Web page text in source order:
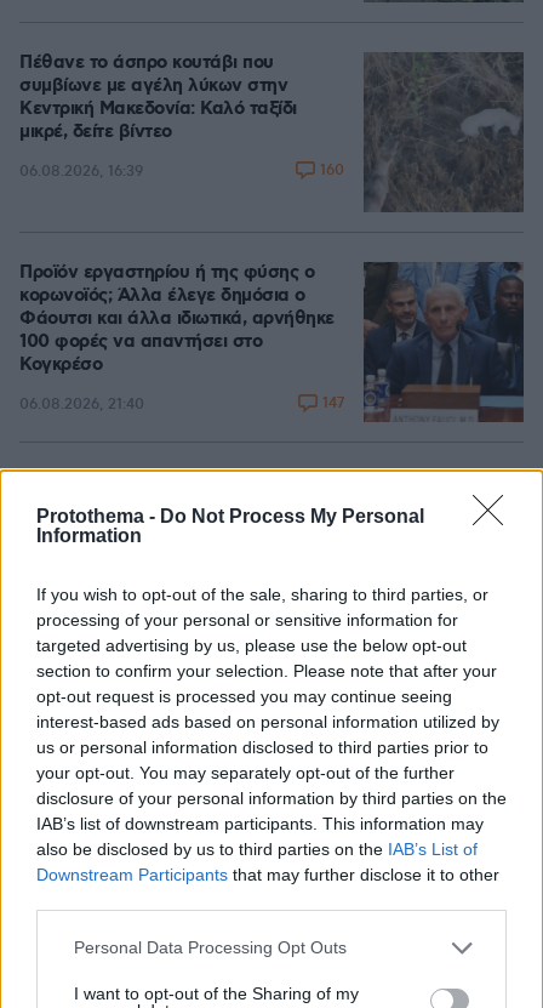
Protothema - Do Not Process My Personal
Information
If you wish to opt-out of the sale, sharing to third parties, or
processing of your personal or sensitive information for
targeted advertising by us, please use the below opt-out
section to confirm your selection. Please note that after your
opt-out request is processed you may continue seeing
interest-based ads based on personal information utilized by
us or personal information disclosed to third parties prior to
your opt-out. You may separately opt-out of the further
disclosure of your personal information by third parties on the
IAB’s list of downstream participants. This information may
also be disclosed by us to third parties on the IAB’s List of
Downstream Participants that may further disclose it to other
Please note that this website/app uses one or more Google
not limited to your visit or usage behaviour. You may click to
Personal Data Processing Opt Outs
I want to opt-out of the Sharing of my
Πέθανε το άσπρο κουτάβι που
συμβίωνε με αγέλη λύκων στην
Κεντρική Μακεδονία: Καλό ταξίδι
μικρέ, δείτε βίντεο
06.08.2026, 16:39 160
Προϊόν εργαστηρίου ή της φύσης ο
κορωνοϊός; Άλλα έλεγε δημόσια ο
Φάουτσι και άλλα ιδιωτικά, αρνήθηκε
100 φορές να απαντήσει στο
Κογκρέσο
06.08.2026, 21:40 147
κόμμα της Καρυστιανού,
καταγγέλλουν έλλειψη διαλόγου
Games
Northern Heights